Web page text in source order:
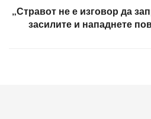
„Стравот не е изговор да
засилите и нападнете